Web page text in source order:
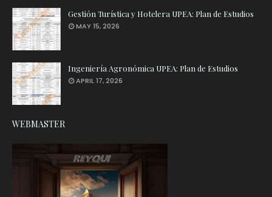
Gestión Turística y Hotelera UPEA: Plan de Estudios
MAY 15, 2026
Ingeniería Agronómica UPEA: Plan de Estudios
APRIL 17, 2026
WEBMASTER